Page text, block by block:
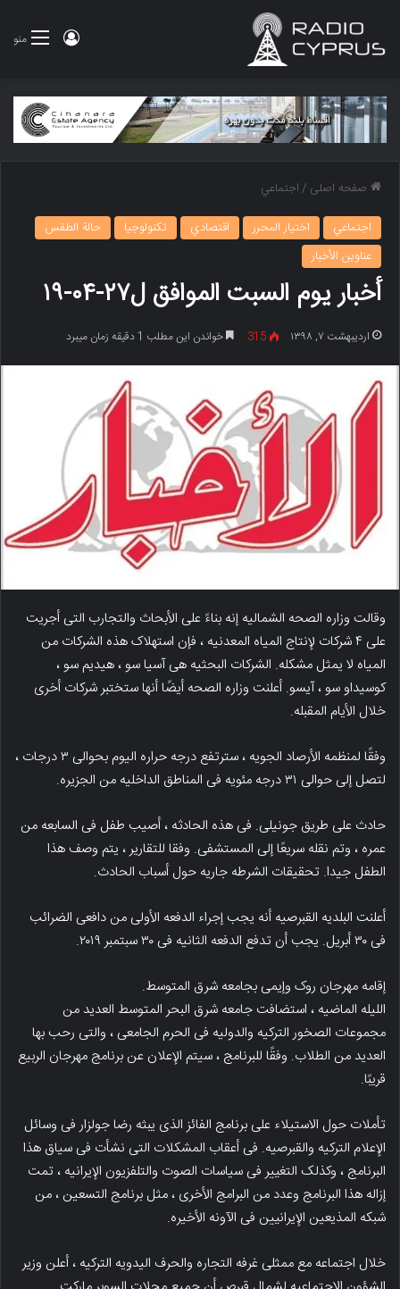
منو ورود
صفحه اصلی /اجتماعي
اجتماعي
اختيار المحرر اقتصادي تكنولوجيا
حالة الطقس
عناوين الأخبار
أخبار یوم السبت الموافق ل۲۷-۰۴-۱۹
اردیبهشت ۷, ۱۳۹۸ 315 خواندن این مطلب 1 دقیقه زمان میبرد
وقالت وزاره الصحه الشمالیه إنه بناءً على الأبحاث والتجارب التی أجریت
على ۴ شرکات لإنتاج المیاه المعدنیه ، فإن استهلاک هذه الشرکات من
المیاه لا یمثل مشکله. الشرکات البحثیه هی آسیا سو ، هیدیم سو ،
کوسیداو سو ، آیسو. أعلنت وزاره الصحه أیضًا أنها ستختبر شرکات أخرى
خلال الأیام المقبله.
وفقًا لمنظمه الأرصاد الجویه ، سترتفع درجه حراره الیوم بحوالی ۳ درجات ،
لتصل إلى حوالی ۳۱ درجه مئویه فی المناطق الداخلیه من الجزیره.
حادث على طریق جونیلی. فی هذه الحادثه ، أصیب طفل فی السابعه من
عمره ، وتم نقله سریعًا إلى المستشفى. وفقا للتقاریر ، یتم وصف هذا
الطفل جیدا. تحقیقات الشرطه جاریه حول أسباب الحادث.
أعلنت البلدیه القبرصیه أنه یجب إجراء الدفعه الأولى من دافعی الضرائب
فی ۳۰ أبریل. یجب أن تدفع الدفعه الثانیه فی ۳۰ سبتمبر ۲۰۱۹.
إقامه مهرجان روک وإیمی بجامعه شرق المتوسط.
اللیله الماضیه ، استضافت جامعه شرق البحر المتوسط ​​العدید من
مجموعات الصخور الترکیه والدولیه فی الحرم الجامعی ، والتی رحب بها
العدید من الطلاب. وفقًا للبرنامج ، سیتم الإعلان عن برنامج مهرجان الربیع
قریبًا.
تأملات حول الاستیلاء على برنامج الفائز الذی یبثه رضا جولزار فی وسائل
الإعلام الترکیه والقبرصیه. فی أعقاب المشکلات التی نشأت فی سیاق هذا
البرنامج ، وکذلک التغییر فی سیاسات الصوت والتلفزیون الإیرانیه ، تمت
إزاله هذا البرنامج وعدد من البرامج الأخرى ، مثل برنامج التسعین ، من
شبکه المذیعین الإیرانیین فی الآونه الأخیره.
خلال اجتماعه مع ممثلی غرفه التجاره والحرف الیدویه الترکیه ، أعلن وزیر